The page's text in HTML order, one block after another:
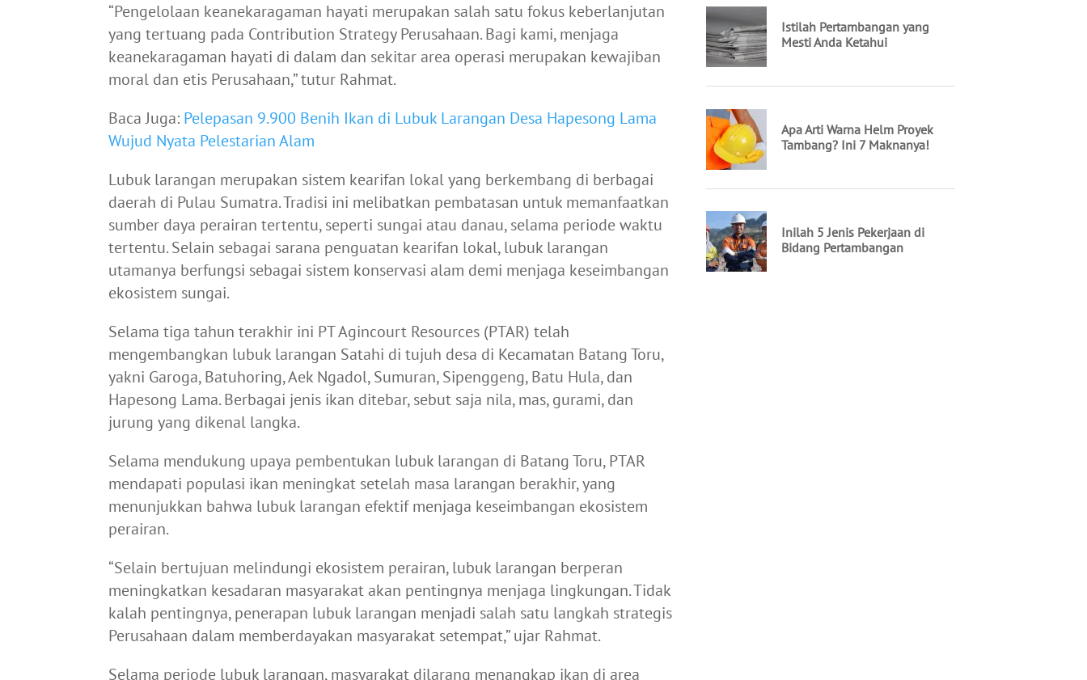
“Pengelolaan keanekaragaman hayati merupakan salah satu fokus keberlanjutan
yang tertuang pada Contribution Strategy Perusahaan. Bagi kami, menjaga
keanekaragaman hayati di dalam dan sekitar area operasi merupakan kewajiban
moral dan etis Perusahaan,” tutur Rahmat.
Baca Juga: Pelepasan 9.900 Benih Ikan di Lubuk Larangan Desa Hapesong Lama
Wujud Nyata Pelestarian Alam
Lubuk larangan merupakan sistem kearifan lokal yang berkembang di berbagai
daerah di Pulau Sumatra. Tradisi ini melibatkan pembatasan untuk memanfaatkan
sumber daya perairan tertentu, seperti sungai atau danau, selama periode waktu
tertentu. Selain sebagai sarana penguatan kearifan lokal, lubuk larangan
utamanya berfungsi sebagai sistem konservasi alam demi menjaga keseimbangan
ekosistem sungai.
Selama tiga tahun terakhir ini PT Agincourt Resources (PTAR) telah
mengembangkan lubuk larangan Satahi di tujuh desa di Kecamatan Batang Toru,
yakni Garoga, Batuhoring, Aek Ngadol, Sumuran, Sipenggeng, Batu Hula, dan
Hapesong Lama. Berbagai jenis ikan ditebar, sebut saja nila, mas, gurami, dan
jurung yang dikenal langka.
Selama mendukung upaya pembentukan lubuk larangan di Batang Toru, PTAR
mendapati populasi ikan meningkat setelah masa larangan berakhir, yang
menunjukkan bahwa lubuk larangan efektif menjaga keseimbangan ekosistem
perairan.
“Selain bertujuan melindungi ekosistem perairan, lubuk larangan berperan
meningkatkan kesadaran masyarakat akan pentingnya menjaga lingkungan. Tidak
kalah pentingnya, penerapan lubuk larangan menjadi salah satu langkah strategis
Perusahaan dalam memberdayakan masyarakat setempat,” ujar Rahmat.
Selama periode lubuk larangan, masyarakat dilarang menangkap ikan di area